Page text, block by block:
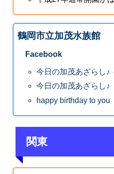
鶴岡市立加茂水族館
Facebook
今日の加茂あざらし♪
今日の加茂あざらし♪
happy birthday to you
関東